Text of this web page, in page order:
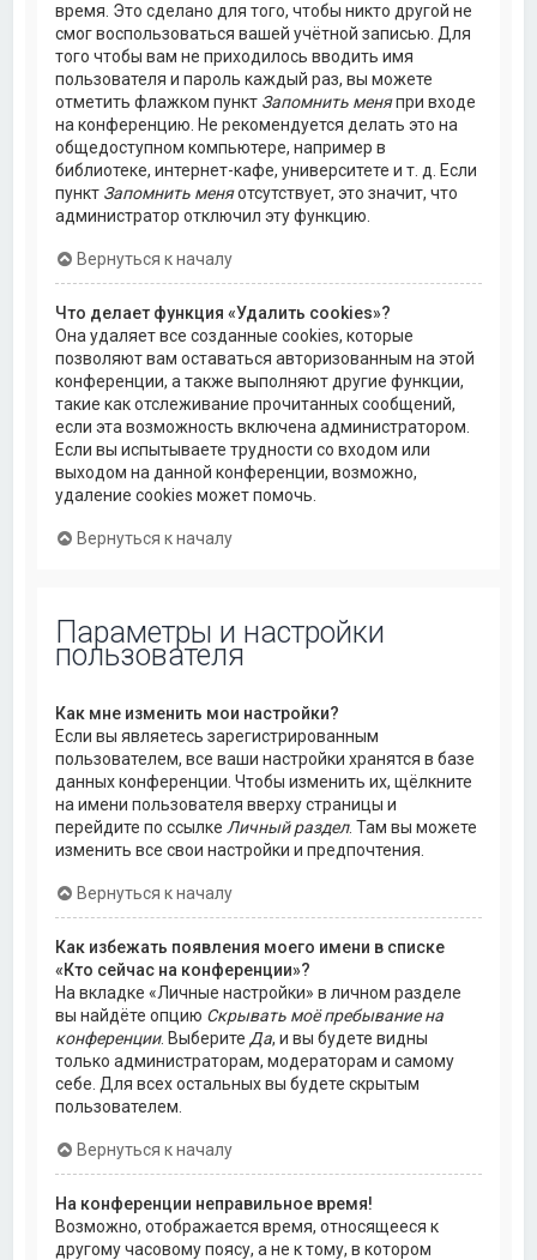
время. Это сделано для того, чтобы никто другой не
смог воспользоваться вашей учётной записью. Для
того чтобы вам не приходилось вводить имя
пользователя и пароль каждый раз, вы можете
отметить флажком пункт Запомнить меняпри входе
на конференцию. Не рекомендуется делать это на
общедоступном компьютере, например в
библиотеке, интернет-кафе, университете и т. д. Если
пункт Запомнить меняотсутствует, это значит, что
администратор отключил эту функцию.
Вернуться к началу
Что делает функция «Удалить cookies»?
Она удаляет все созданные cookies, которые
позволяют вам оставаться авторизованным на этой
конференции, а также выполняют другие функции,
такие как отслеживание прочитанных сообщений,
если эта возможность включена администратором.
Если вы испытываете трудности со входом или
выходом на данной конференции, возможно,
удаление cookies может помочь.
Вернуться к началу
Параметры и настройки
пользователя
Как мне изменить мои настройки?
Если вы являетесь зарегистрированным
пользователем, все ваши настройки хранятся в базе
данных конференции. Чтобы изменить их, щёлкните
на имени пользователя вверху страницы и
перейдите по ссылке Личный раздел. Там вы можете
изменить все свои настройки и предпочтения.
Вернуться к началу
Как избежать появления моего имени в списке
«Кто сейчас на конференции»?
На вкладке «Личные настройки» в личном разделе
вы найдёте опцию Скрывать моё пребывание на
конференции. Выберите Да, и вы будете видны
только администраторам, модераторам и самому
себе. Для всех остальных вы будете скрытым
пользователем.
Вернуться к началу
На конференции неправильное время!
Возможно, отображается время, относящееся к
другому часовому поясу, а не к тому, в котором